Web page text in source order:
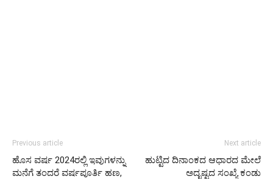
Previous article
ಹೊಸ ವರ್ಷ 2024ರಲ್ಲಿ ಇವುಗಳನ್ನು
ಮನೆಗೆ ತಂದರೆ ವರ್ಷಪೂರ್ತಿ ಹಣ,
Next article
ಹುಟ್ಟಿದ ದಿನಾಂಕದ ಆಧಾರದ ಮೇಲೆ
ಅದೃಷ್ಟದ ಸಂಖ್ಯೆ ಕಂಡು